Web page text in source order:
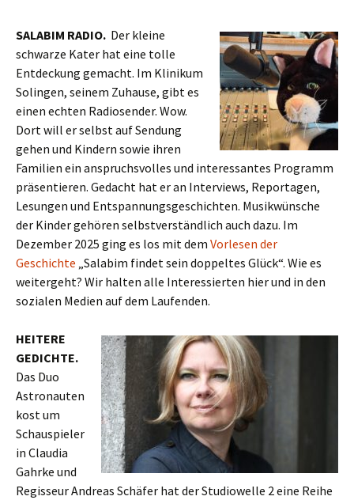
SALABIM RADIO. Der kleine
schwarze Kater hat eine tolle
Entdeckung gemacht. Im Klinikum
Solingen, seinem Zuhause, gibt es
einen echten Radiosender. Wow.
Dort will er selbst auf Sendung
gehen und Kindern sowie ihren
Familien ein anspruchsvolles und interessantes Programm
präsentieren. Gedacht hat er an Interviews, Reportagen,
Lesungen und Entspannungsgeschichten. Musikwünsche
der Kinder gehören selbstverständlich auch dazu. Im
Dezember 2025 ging es los mit dem Vorlesen der
Geschichte „Salabim findet sein doppeltes Glück“. Wie es
weitergeht? Wir halten alle Interessierten hier und in den
sozialen Medien auf dem Laufenden.
HEITERE
GEDICHTE.
Das Duo
Astronauten
kost um
Schauspieler
in Claudia
Gahrke und
Regisseur Andreas Schäfer hat der Studiowelle 2 eine Reihe